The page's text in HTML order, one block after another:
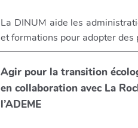
La DINUM aide les
et formations pour adopter
Agir pour la transition
en collaboration avec La
l’ADEME